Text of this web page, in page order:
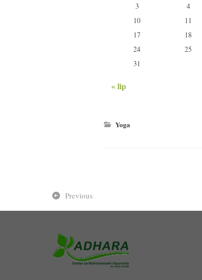
3
4
10
11
17
18
24
25
31
« lip
Yoga
Previous